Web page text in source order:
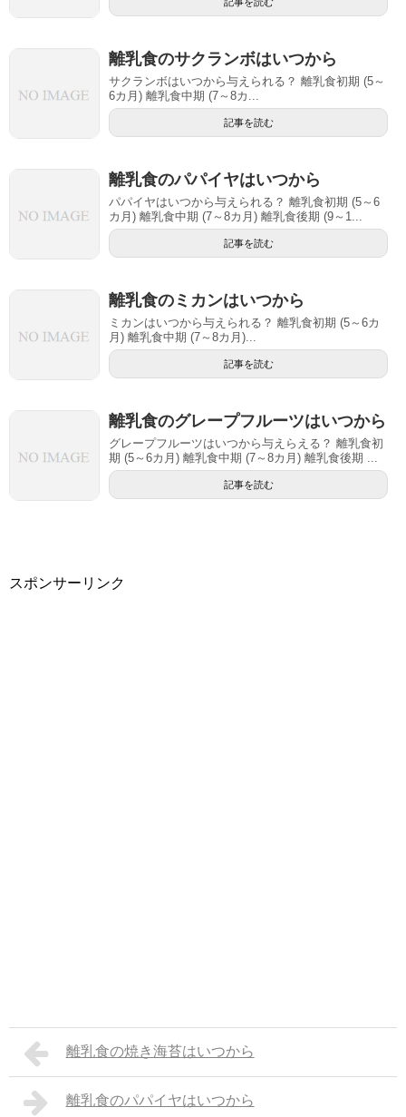
離乳食のサクランボはいつから
サクランボはいつから与えられる？ 離乳食初期 (5～
6カ月) 離乳食中期 (7～8カ...
記事を読む
離乳食のパパイヤはいつから
パパイヤはいつから与えられる？ 離乳食初期 (5～6
カ月) 離乳食中期 (7～8カ月) 離乳食後期 (9～1...
記事を読む
離乳食のミカンはいつから
ミカンはいつから与えられる？ 離乳食初期 (5～6カ
月) 離乳食中期 (7～8カ月)...
記事を読む
離乳食のグレープフルーツはいつから
グレープフルーツはいつから与えらえる？ 離乳食初
期 (5～6カ月) 離乳食中期 (7～8カ月) 離乳食後期 ...
記事を読む
スポンサーリンク
離乳食の焼き海苔はいつから
離乳食のパパイヤはいつから